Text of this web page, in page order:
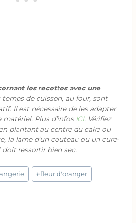
les recettes avec une
de cuisson, au four, sont
Il est nécessaire de les adapter
Plus d’infos ICI. Vérifiez
plantant au centre du cake ou
la lame d’un couteau ou un cure-
doit ressortir bien sec.
#fleur d'oranger